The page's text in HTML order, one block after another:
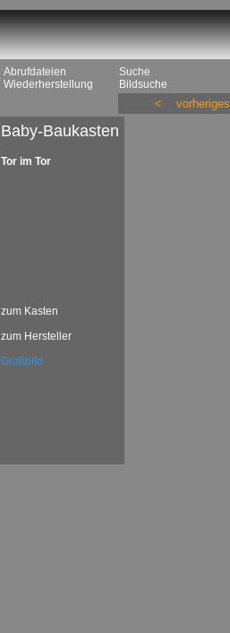
Abrufdateien
Wiederherstellung
Suche
Bildsuche
< vorheriges
Baby-Baukasten
Tor im Tor
zum Kasten
zum Hersteller
Großbild